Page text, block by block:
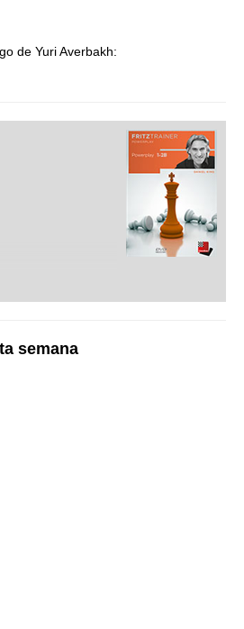
de Yuri Averbakh:
semana